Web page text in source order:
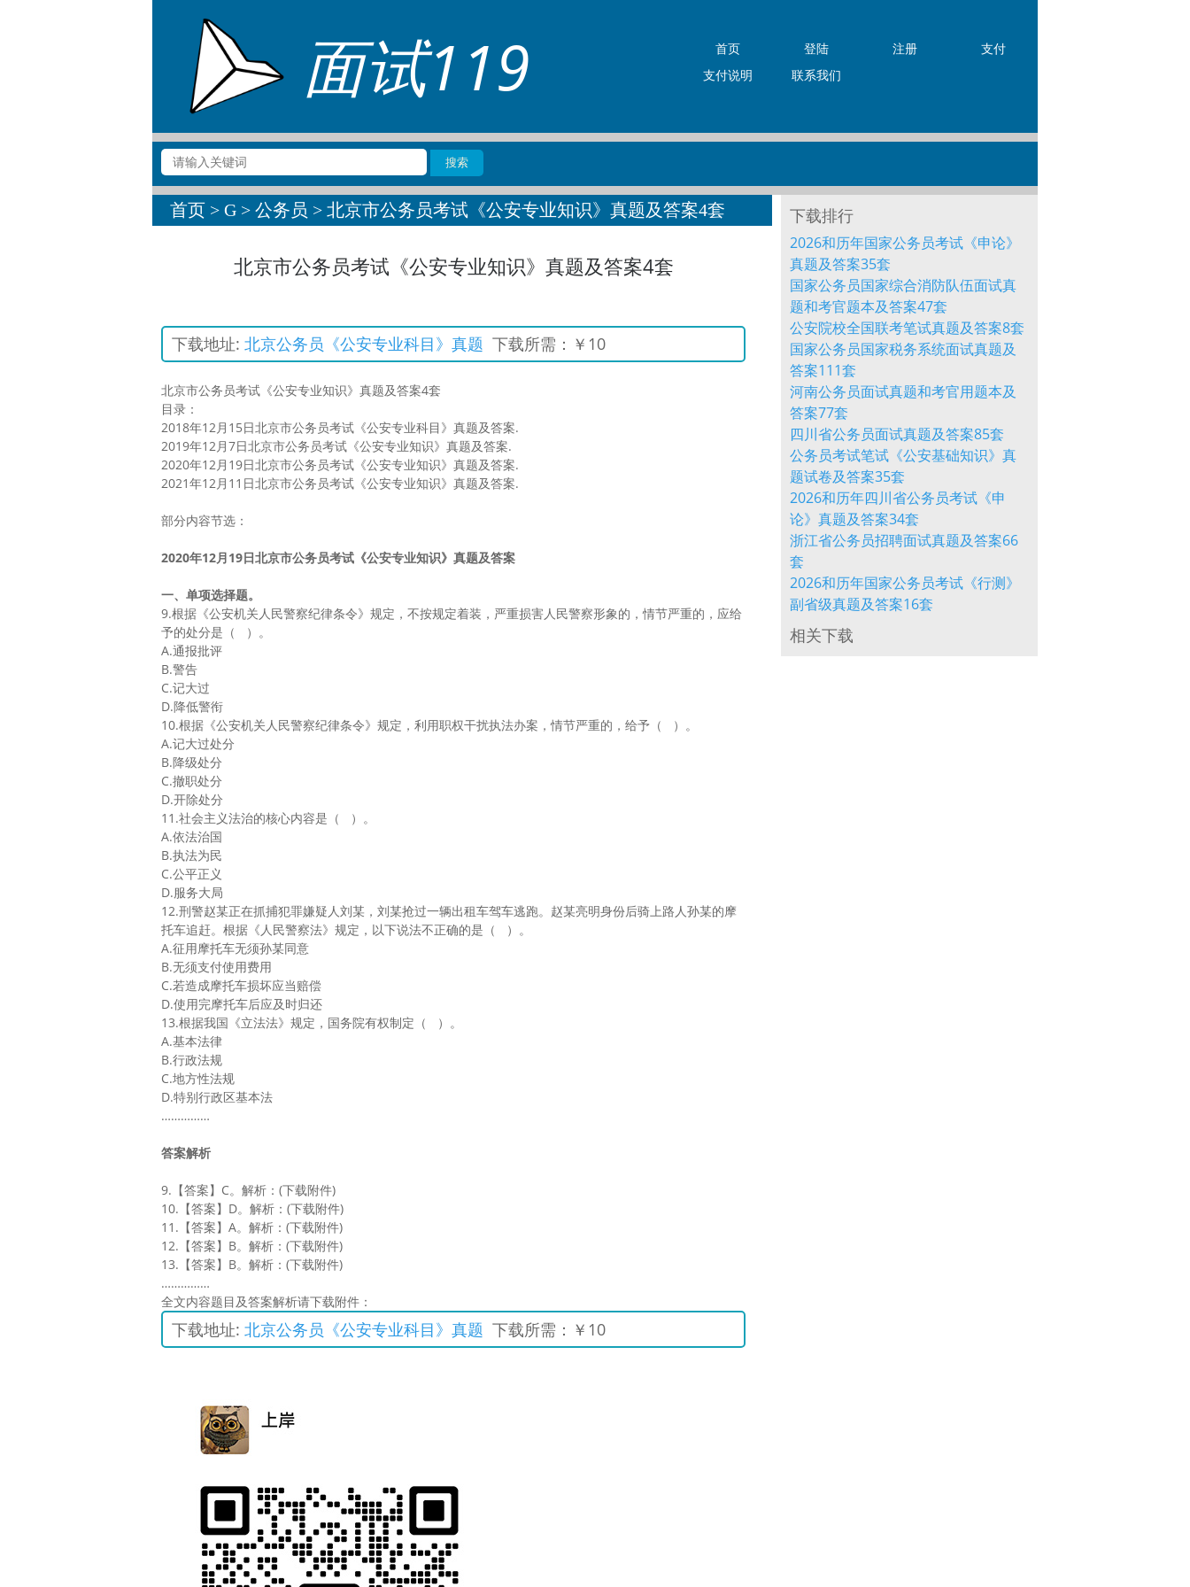
面试119 首页 登陆 注册
支付
支付说明
联系我们
首页 > G > 公务员 > 北京市公务员考试《公安专业知识》真题及答案4套
北京市公务员考试《公安专业知识》真题及答案4套
下载地址: 北京公务员《公安专业科目》真题 下载所需：￥10
北京市公务员考试《公安专业知识》真题及答案4套
目录：
2018年12月15日北京市公务员考试《公安专业科目》真题及答案.
2019年12月7日北京市公务员考试《公安专业知识》真题及答案.
2020年12月19日北京市公务员考试《公安专业知识》真题及答案.
2021年12月11日北京市公务员考试《公安专业知识》真题及答案.
部分内容节选：
2020年12月19日北京市公务员考试《公安专业知识》真题及答案
一、 单项选择题。
9.根据《公安机关人民警察纪律条令》规定，不按规定着装，严重损害人民警察形象的，情节严重的，应给
予的处分是（ ）。
A.通报批评
B.警告
C.记大过
D.降低警衔
10.根据《公安机关人民警察纪律条令》规定，利用职权干扰执法办案，情节严重的，给予（ ）。
A.记大过处分
B.降级处分
C.撤职处分
D.开除处分
11.社会主义法治的核心内容是（ ）。
A.依法治国
B.执法为民
C.公平正义
D.服务大局
12.刑警赵某正在抓捕犯罪嫌疑人刘某，刘某抢过一辆出租车驾车逃跑。赵某亮明身份后骑上路人孙某的摩
托车追赶。根据《人民警察法》规定，以下说法不正确的是（ ）。
A.征用摩托车无须孙某同意
B.无须支付使用费用
C.若造成摩托车损坏应当赔偿
D.使用完摩托车后应及时归还
13.根据我国《立法法》规定，国务院有权制定（ ）。
A.基本法律
B.行政法规
C.地方性法规
D.特别行政区基本法
……………
答案解析
9.【答案】C。解析：(下载附件)
10.【答案】D。解析：(下载附件)
11.【答案】A。解析：(下载附件)
12.【答案】B。解析：(下载附件)
13.【答案】B。解析：(下载附件)
……………
全文内容题目及答案解析请下载附件：
下载地址: 北京公务员《公安专业科目》真题 下载所需：￥10
下载排行
2026和历年国家公务员考试《申论》
真题及答案35套
国家公务员国家综合消防队伍面试真
题和考官题本及答案47套
公安院校全国联考笔试真题及答案8套
国家公务员国家税务系统面试真题及
答案111套
河南公务员面试真题和考官用题本及
答案77套
四川省公务员面试真题及答案85套
公务员考试笔试《公安基础知识》真
题试卷及答案35套
2026和历年四川省公务员考试《申
论》真题及答案34套
浙江省公务员招聘面试真题及答案66
套
2026和历年国家公务员考试《行测》
副省级真题及答案16套
相关下载